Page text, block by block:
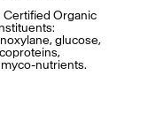
Organic
glucose,
nutrients.